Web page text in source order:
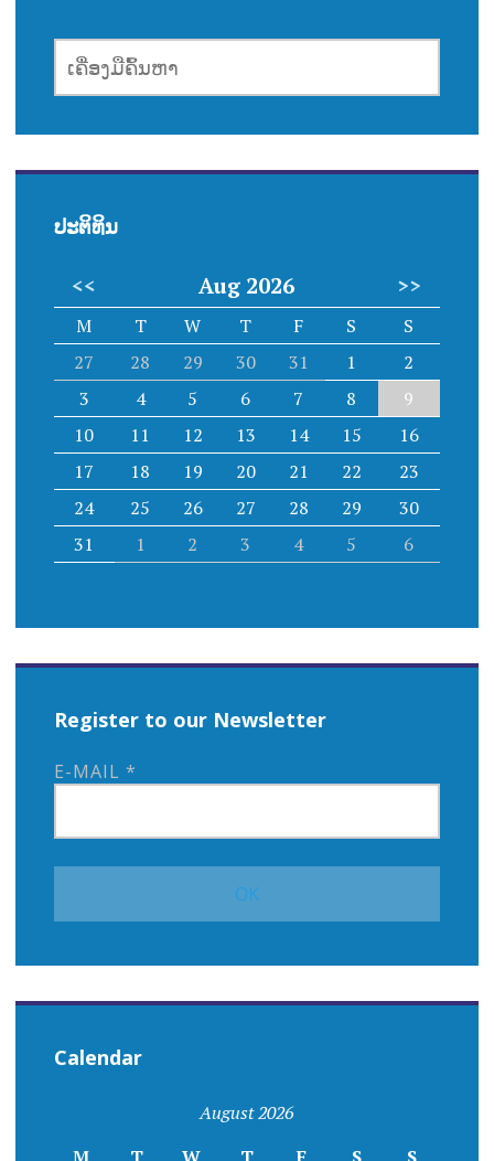
ເຄື່ອງມື
ຄົ້ນຫາ
ປະຕິທິນ
<< Aug 2026 >>
M T W T F S
S
27
28 29 30 31 1
2
3
4 5 6 7 8
9
10
11 12 13 14 15
16
17
18 19 20 21 22
23
24
25 26 27 28 29
30
31
1 2 3 4 5 6
Register to our Newsletter
E-MAIL *
Calendar
August 2026